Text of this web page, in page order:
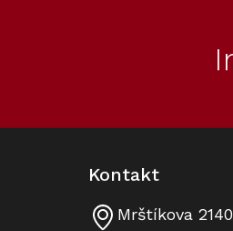
Kontakt
Mrštíkova